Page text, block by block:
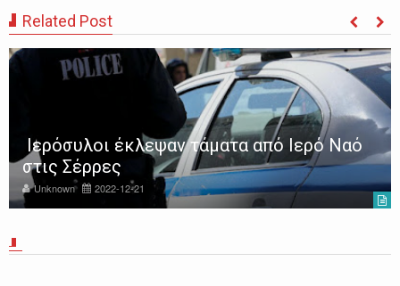
Related Post
Ιερόσυλοι έκλεψαν τάματα από Ιερό Ναό
στις Σέρρες
Unknown 2022-12-21